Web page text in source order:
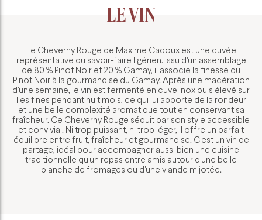
LE VIN
Le Cheverny Rouge de Maxime Cadoux est une cuvée
représentative du savoir-faire ligérien. Issu d'un assemblage
de 80 % Pinot Noir et 20 % Gamay, il associe la finesse du
Pinot Noir à la gourmandise du Gamay. Après une macération
d'une semaine, le vin est fermenté en cuve inox puis élevé sur
lies fines pendant huit mois, ce qui lui apporte de la rondeur
et une belle complexité aromatique tout en conservant sa
fraîcheur. Ce Cheverny Rouge séduit par son style accessible
et convivial. Ni trop puissant, ni trop léger, il offre un parfait
équilibre entre fruit, fraîcheur et gourmandise. C'est un vin de
partage, idéal pour accompagner aussi bien une cuisine
traditionnelle qu'un repas entre amis autour d'une belle
planche de fromages ou d'une viande mijotée.